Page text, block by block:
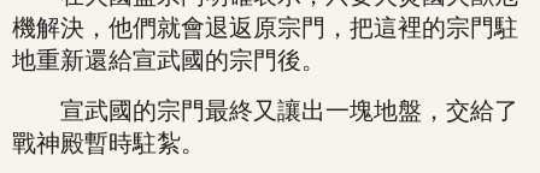
機解決，他們就會退返原宗門，把這裡的宗門駐
地重新還給宣武國的宗門後。
宣武國的宗門最終又讓出一塊地盤，交給了
戰神殿暫時駐紮。